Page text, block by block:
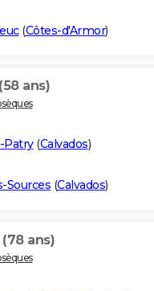
(Côtes-d'Armor)
(58 ans)
Patry(Calvados)
Sources (Calvados)
(78 ans)